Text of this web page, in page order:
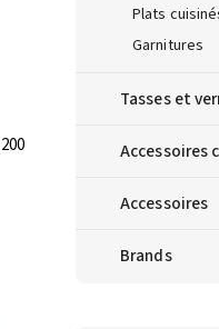
Plats
Garnitures
Tasses et
Accessoires
Accessoires
Brands